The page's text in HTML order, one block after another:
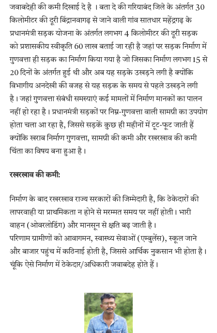
जवाबदेही की कमी दिखाई दे है । बता दे की गरियाबंद जिले के अंतर्गत 30
किलोमीटर की दूरी बिंद्रानवागढ़ से जाने वाली गांव सातधार महेंद्रगढ़ के
प्रधानमंत्री सड़क योजना के अंतर्गत लगभग 4 किलोमीटर की दूरी सड़क
को प्रशासकीय स्वीकृति 60 लाख बताई जा रही है जहां पर सड़क निर्माण में
गुणवत्ता ही सड़क का निर्माण किया गया है जो जिसका निर्माण लगभग 15 से
20 दिनों के अंतर्गत हुई थी और अब यह सड़के उखड़ने लगी है क्योंकि
विभागीय अनदेखी की वजह से यह सड़क के समय से पहले उखड़ने लगी
है। जहां गुणवत्ता संबंधी समस्याएं कई मामलों में निर्माण मानकों का पालन
नहीं हो रहा है। प्रधानमंत्री सड़कों पर निम्न-गुणवत्ता वाली सामग्री का उपयोग
होता चला आ रहा है, जिससे सड़कें कुछ ही महीनों में टूट-फूट जाती हैं
क्योंकि खराब निर्माण गुणवत्ता, सामग्री की कमी और रखरखाव की कमी
चिंता का विषय बना हुआ है।
रखरखाव की कमी:
निर्माण के बाद रखरखाव राज्य सरकारों की जिम्मेदारी है, कि ठेकेदारों की
लापरवाही या प्राथमिकता न होने से मरम्मत समय पर नहीं होती। भारी
वाहन (ओवरलोडिंग) और मानसून से क्षति बढ़ जाती है।
परिणाम ग्रामीणों को आवागमन, स्वास्थ्य सेवाओं (एम्बुलेंस), स्कूल जाने
और बाजार पहुंच में कठिनाई होती है, जिससे आर्थिक नुकसान भी होता है।
चूंकि ऐसे निर्माण में ठेकेदार/अधिकारी जवाबदेह होते हैं।